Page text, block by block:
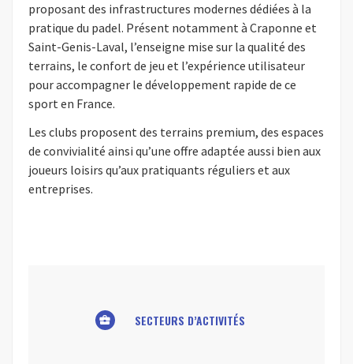
proposant des infrastructures modernes dédiées à la
pratique du padel. Présent notamment à Craponne et
Saint-Genis-Laval, l’enseigne mise sur la qualité des
terrains, le confort de jeu et l’expérience utilisateur
pour accompagner le développement rapide de ce
sport en France.
Les clubs proposent des terrains premium, des espaces
de convivialité ainsi qu’une offre adaptée aussi bien aux
joueurs loisirs qu’aux pratiquants réguliers et aux
entreprises.
business_center SECTEURS D’ACTIVITÉS